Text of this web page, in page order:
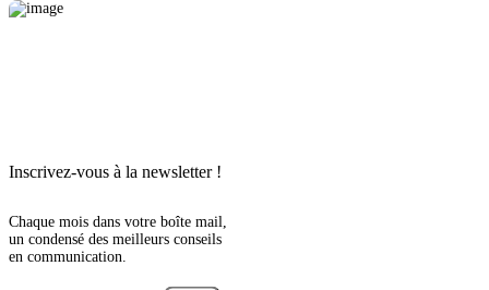
Inscrivez-vous à la newsletter !
Chaque mois dans votre boîte mail,
un condensé des meilleurs conseils
en communication.